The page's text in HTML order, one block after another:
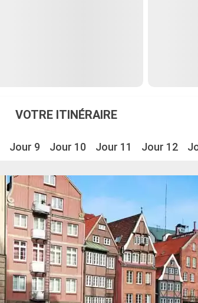
VOTRE ITINÉRAIRE
Jour 9 Jour 10 Jour 11 Jour 12